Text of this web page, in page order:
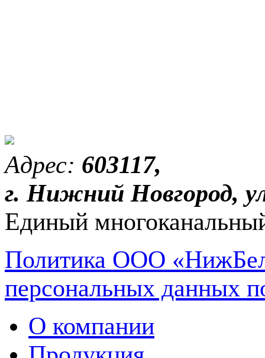
Адрес: 603117,
г. Нижний Новгород,
Единый
Политика ООО
персональных данных
О компании